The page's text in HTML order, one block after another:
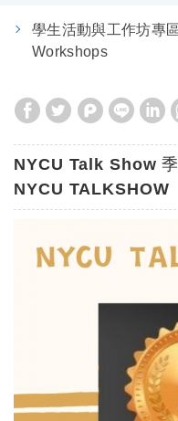
學生活動與工作坊專
Workshops
NYCU Talk Show
NYCU TALKSHOW